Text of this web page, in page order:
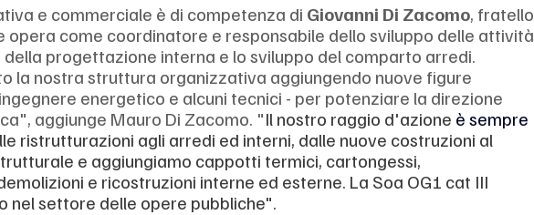
e commerciale è di competenza di Giovanni Di Zacomo, fratello
opera come coordinatore e responsabile dello sviluppo delle attività
della progettazione interna e lo sviluppo del comparto arredi.
la nostra struttura organizzativa aggiungendo nuove figure
energetico e alcuni tecnici - per potenziare la direzione
aggiunge Mauro Di Zacomo. "Il nostro raggio d'azione è sempre
ristrutturazioni agli arredi ed interni, dalle nuove costruzioni al
e aggiungiamo cappotti termici, cartongessi,
e ricostruzioni interne ed esterne. La Soa OG1 cat III
nel settore delle opere pubbliche".